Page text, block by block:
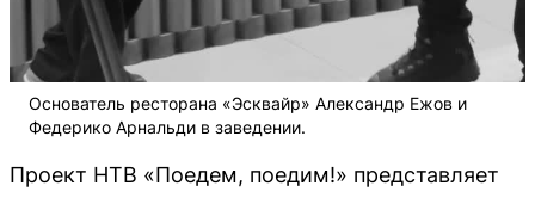
Основатель ресторана «Эсквайр» Александр Ежов и
Федерико Арнальди в заведении.
Проект НТВ «Поедем, поедим!» представляет